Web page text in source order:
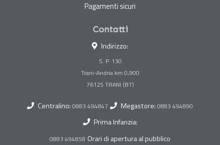
Pagamenti sicuri
Contatti
Indirizzo:
S. P. 130
Trani-Andria km 0,900
Centralino: 0883 494847 Megastore: 0883 494890
Prima Infanzia:
0883 494858 Orari di apertura al pubblico